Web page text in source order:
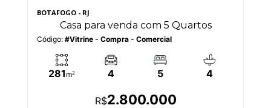
BOTAFOGO - RJ
Casa para venda com 5 Quartos
Código: #Vitrine - Compra - Comercial
281 m2 4 5 4
R$2.800.000